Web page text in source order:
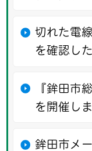
切れた電
を確認し
『鉾田市
を開催し
鉾田市メ